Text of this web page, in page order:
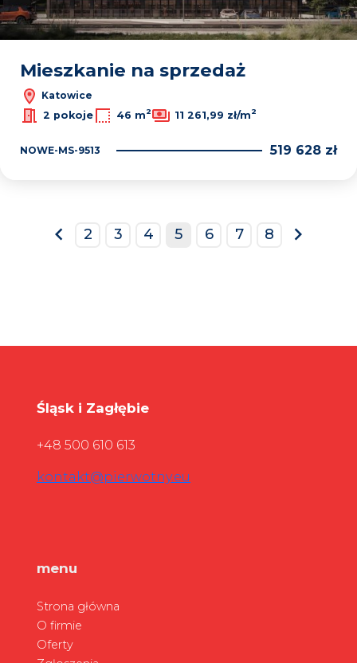
Mieszkanie na sprzedaż
Katowice
2 pokoje
46 m2 11 261,99 zł/m2
NOWE-MS-9513 519 628 zł
prev
2 3 4 5 6 7 8
next
Śląsk i Zagłębie
+48 500 610 613
kontakt@pierwotny.eu
menu
Strona główna
O firmie
Oferty